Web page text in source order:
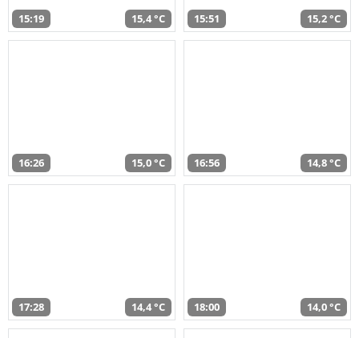
15:19 15,4 °C 15:51 15,2 °C
16:26 15,0 °C 16:56 14,8 °C
17:28 14,4 °C 18:00 14,0 °C